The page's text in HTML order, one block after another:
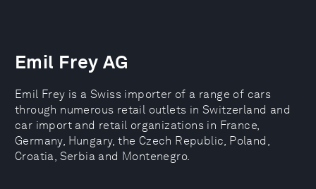
Emil Frey AG
Emil Frey is a Swiss importer of a range of cars
through numerous retail outlets in Switzerland and
car import and retail organizations in France,
Germany, Hungary, the Czech Republic, Poland,
Croatia, Serbia and Montenegro.